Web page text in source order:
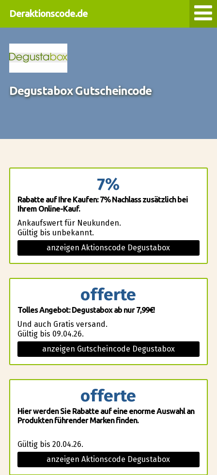
Deraktionscode.de
Degustabox Gutscheincode
7%
Rabatte auf Ihre Kaufen: 7% Nachlass zusätzlich bei
Ihrem Online-Kauf.
Ankaufswert für Neukunden.
Gültig bis unbekannt.
anzeigen Aktionscode Degustabox
offerte
Tolles Angebot: Degustabox ab nur 7,99€!
Und auch Gratis versand.
Gültig bis 09.04.26.
anzeigen Gutscheincode Degustabox
offerte
Hier werden Sie Rabatte auf eine enorme Auswahl an
Produkten führender Marken finden.
Gültig bis 20.04.26.
anzeigen Aktionscode Degustabox